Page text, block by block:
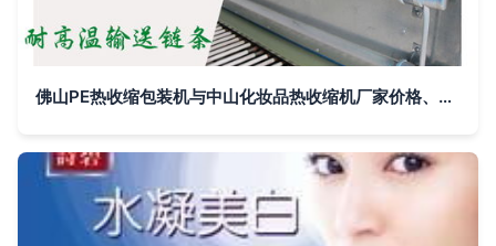
佛山PE热收缩包装机与中山化妆品热收缩机厂家价格、图片、批发全解析